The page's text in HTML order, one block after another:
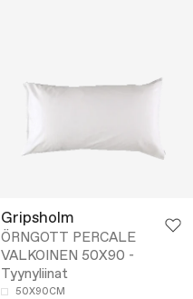
Gripsholm
ÖRNGOTT PERCALE
VALKOINEN 50X90 -
Tyynyliinat
50X90CM